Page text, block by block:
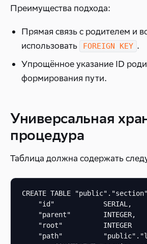
Преимущества подхода:
Прямая связь с родителем и
использовать
FOREIGN KEY .
Упрощённое указание ID
формирования пути.
Универсальная
процедура
Таблица должна содержать
CREATE TABLE
    "id"            SERIAL,
    "parent"        INTEGER,
"root"          INTEGER
"path"